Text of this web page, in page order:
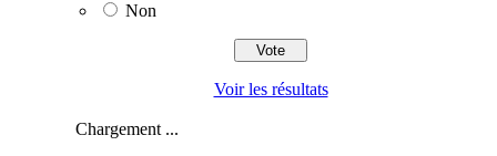
Non
Voir les résultats
Chargement ...